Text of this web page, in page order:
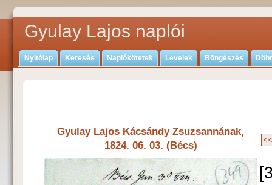
Gyulay Lajos naplói
Nyitólap Keresés Naplókötetek Levelek Böngészés
Gyulay Lajos Kácsándy Zsuzsannának,
1824. 06. 03. (Bécs)